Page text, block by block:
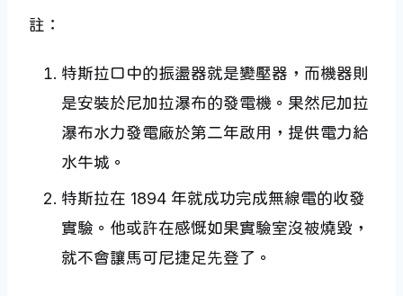
註：
特斯拉口中的振盪器就是變壓器，而機器則
是安裝於尼加拉瀑布的發電機。果然尼加拉
瀑布水力發電廠於第二年啟用，提供電力給
水牛城。
特斯拉在 1894 年就成功完成無線電的收發
實驗。他或許在感慨如果實驗室沒被燒毀，
就不會讓馬可尼捷足先登了。